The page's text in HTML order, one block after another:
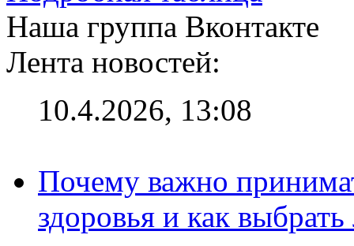
Наша группа Вконтакте
Лента новостей:
10.4.2026, 13:08
Почему важно
здоровья и как